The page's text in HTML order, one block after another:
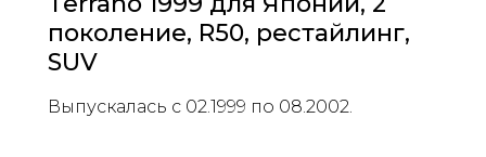
поколение, R50, рестайлинг,
SUV
Выпускалась с 02.1999 по 08.2002.